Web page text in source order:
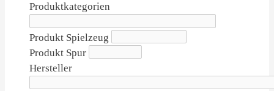
Produktkategorien
Produkt Spielzeug
Produkt Spur
Hersteller